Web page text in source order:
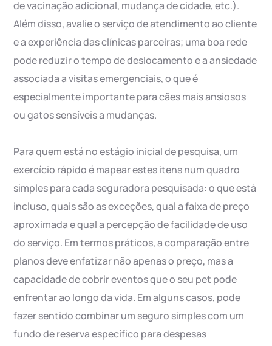
de vacinação adicional, mudança de cidade, etc.).
Além disso, avalie o serviço de atendimento ao cliente
e a experiência das clínicas parceiras; uma boa rede
pode reduzir o tempo de deslocamento e a ansiedade
associada a visitas emergenciais, o que é
especialmente importante para cães mais ansiosos
ou gatos sensíveis a mudanças.
Para quem está no estágio inicial de pesquisa, um
exercício rápido é mapear estes itens num quadro
simples para cada seguradora pesquisada: o que está
incluso, quais são as exceções, qual a faixa de preço
aproximada e qual a percepção de facilidade de uso
do serviço. Em termos práticos, a comparação entre
planos deve enfatizar não apenas o preço, mas a
capacidade de cobrir eventos que o seu pet pode
enfrentar ao longo da vida. Em alguns casos, pode
fazer sentido combinar um seguro simples com um
fundo de reserva específico para despesas